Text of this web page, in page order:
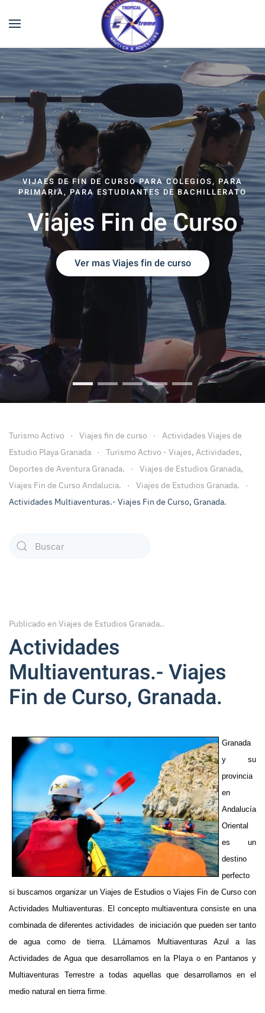
VIJAES DE FIN DE CURSO PARA COLEGIOS, PARA
PRIMARIA, PARA ESTUDIANTES DE BACHILLERATO
Viajes Fin de Curso
Ver mas Viajes fin de curso
Viajes Fin de Curso
Viajes fin de Curso Granada
Viajes Fin de Curso Malaga
Viaje fin de curso a
Viajes Fin de
Turismo Activo Viajes fin de curso
Actividades Viajes de
Estudio Playa Granada
Turismo Activo - Viajes, Actividades,
Deportes de Aventura Granada.
Viajes de Estudios Granada,
Viajes Fin de Curso Andalucia.
Viajes de Estudios Granada.
Actividades Multiaventuras.- Viajes Fin de Curso, Granada.
Publicado en Viajes de Estudios Granada..
Actividades
Multiaventuras.- Viajes
Fin de Curso, Granada.
Granada
y su
provincia
en
Andalucía
Oriental
es un
destino
perfecto
si buscamos organizar un Viajes de Estudios o Viajes Fin de Curso con
Actividades Multiaventuras. El concepto multiaventura consiste en una
combinada de diferentes actividades de iniciación que pueden ser tanto
de agua como de tierra. LLámamos Multiaventuras Azul a las
Actividades de Agua que desarrollamos en la Playa o en Pantanos y
Multiaventuras Terrestre a todas aquellas que desarrollamos en el
medio natural en tierra firme.